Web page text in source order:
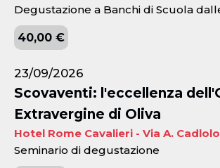
Degustazione a Banchi di Scuola
40,00 €
23/09/2026
Scovaventi: l'eccellenza
Extravergine di Oliva
Hotel Rome Cavalieri - Via A. Cadlolo
Seminario di degustazione